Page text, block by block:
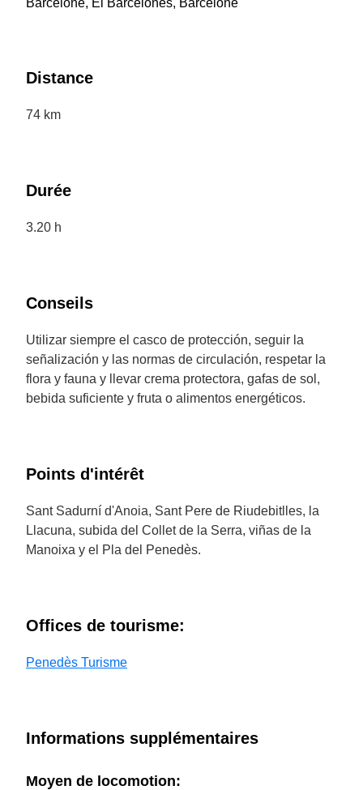
Barcelone, El Barcelonès, Barcelone
Distance
74 km
Durée
3.20 h
Conseils
Utilizar siempre el casco de protección, seguir la
señalización y las normas de circulación, respetar la
flora y fauna y llevar crema protectora, gafas de sol,
bebida suficiente y fruta o alimentos energéticos.
Points d'intérêt
Sant Sadurní d'Anoia, Sant Pere de Riudebitlles, la
Llacuna, subida del Collet de la Serra, viñas de la
Manoixa y el Pla del Penedès.
Offices de tourisme:
Penedès Turisme
Informations supplémentaires
Moyen de locomotion: